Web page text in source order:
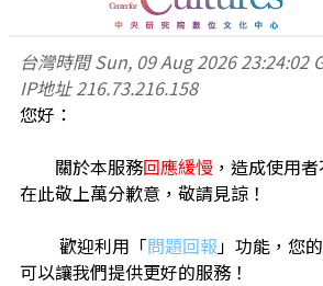
台灣時間Sun, 09 Aug 2026 23:24:02
IP地址216.73.216.158
您好：
關於本服務回應緩慢 ，造成使用者
在此敬上萬分歉意，敬請見諒！
歡迎利用「問題回報」功能，您
可以讓我們提供更好的服務！